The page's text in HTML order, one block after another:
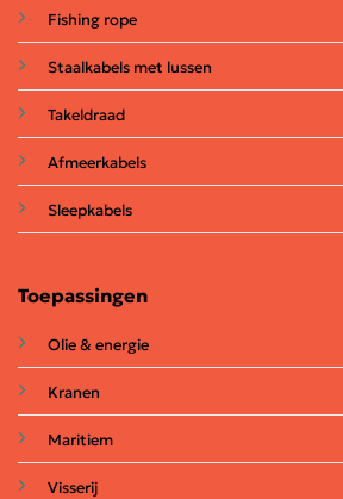
Fishing rope
Staalkabels met lussen
Takeldraad
Afmeerkabels
Sleepkabels
Toepassingen
Olie & energie
Kranen
Maritiem
Visserij